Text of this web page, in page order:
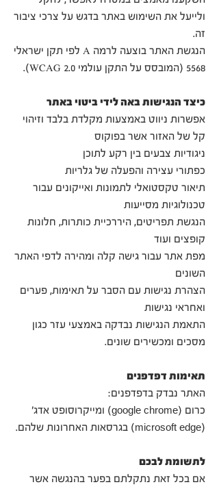
ולייעל את השימוש באתר בדגש על צרכי ציבור
זה.
הנגשת האתר בוצעה לרמה A לפי תקן ישראלי
5568 (המובסס על התקן עולמי WCAG 2.0).
כיצד הנגישות באה לידי ביטוי באתר
אפשרות ניווט באמצעות מקלדת בלבד וזיהוי
קל של האזור אשר בפוקוס
ניגודיות צבעים בין רקע לתוכן
כפתורי עצירה והפעלה של גלריות
תיאור טקסטואלי לתמונות ואייקונים עבור
טכנולוגיות מסייעות
הנגשת תפריטים, היררכיית כותרות, חלונות
קופצים ועוד
מפת אתר עבור גישה קלה ומהירה לדפי האתר
השונים
הצהרת נגישות עם הסבר על תאימות, פערים
ואחראי נגישות
התאמת הנגישות נבדקה באמצעי עזר כגון
מסכים ומכשירים שונים.
תאימות דפדפנים
האתר נבדק בדפדפנים:
כרום (google chrome) ומייקרוסופט אדג'
(
microsoft edge) בגרסאות האחרונות שלהם.
לתשומת לבכם
אם בכל זאת נתקלתם בפער בהנגשה אשר